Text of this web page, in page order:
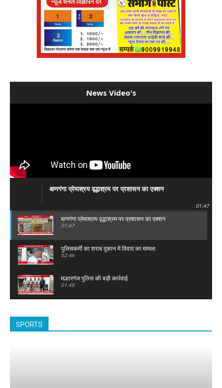
News Video's
बाणगंगा प्रेमाश्रय वृद्धाश्रम पर प्रशासन का एक्शन
01:47
बाणगंगा प्रेमाश्रय वृद्धाश्रम पर प्रशासन का एक्शन
01:47
पुलिसकर्मी का शराब दुकान में विवाद का मामला
02:46
मल्हारगंज पुलिस की बड़ी कार्रवाई
01:49
SPORTS